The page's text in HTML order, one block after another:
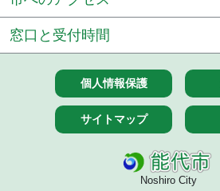
窓口と受付時間
個人情報保護
サイトマップ
Noshiro City